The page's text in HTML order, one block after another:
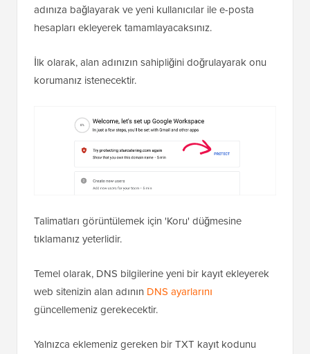
adınıza bağlayarak ve yeni kullanıcılar ile e-posta
hesapları ekleyerek tamamlayacaksınız.
İlk olarak, alan adınızın sahipliğini doğrulayarak onu
korumanız istenecektir.
Talimatları görüntülemek için 'Koru' düğmesine
tıklamanız yeterlidir.
Temel olarak, DNS bilgilerine yeni bir kayıt ekleyerek
web sitenizin alan adının DNS ayarlarını
güncellemeniz gerekecektir.
Yalnızca eklemeniz gereken bir TXT kayıt kodunu